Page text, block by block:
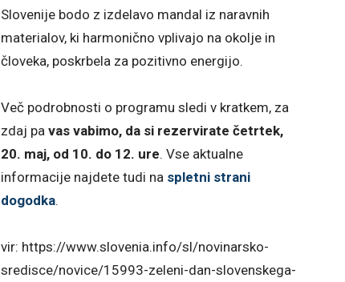
Slovenije bodo z izdelavo mandal iz naravnih
materialov, ki harmonično vplivajo na okolje in
človeka, poskrbela za pozitivno energijo.
Več podrobnosti o programu sledi v kratkem, za
zdaj pa vas vabimo, da si rezervirate četrtek,
20. maj, od 10. do 12. ure. Vse aktualne
informacije najdete tudi na spletni strani
dogodka.
vir: https://www.slovenia.info/sl/novinarsko-
sredisce/novice/15993-zeleni-dan-slovenskega-